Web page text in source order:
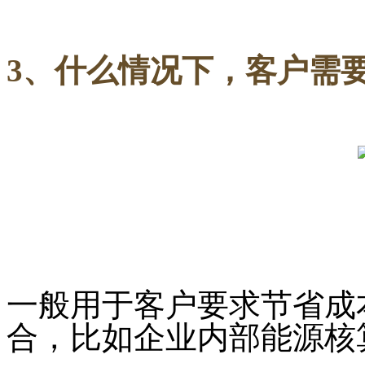
3、什么情况下，客户需
一般用于客户要求节省
合，比如企业内部能源